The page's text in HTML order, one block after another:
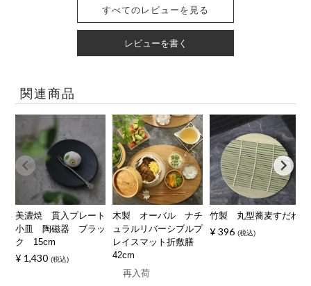
すべてのレビューを見る
レビューを書く
関連商品
美濃焼 貫入プレート
小皿 陶磁器 ブラッ
ク 15cm
¥ 1,430 税込
木製 オーバル ナチ
ュラルリバーシブルプ
レイスマット折敷膳
42cm
再入荷
竹製 丸型蕎麦すだれ
¥ 396 税込